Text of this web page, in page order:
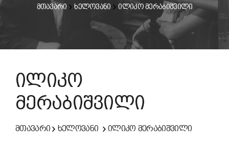
მთავარი ხელოვანი ილიკო მერაბიშვილი
ილიკო
მერაბიშვილი
მთავარი ხელოვანი ილიკო მერაბიშვილი